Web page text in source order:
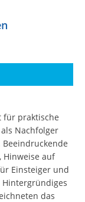
für praktische
Nachfolger
Hinweise auf
Einsteiger und
das